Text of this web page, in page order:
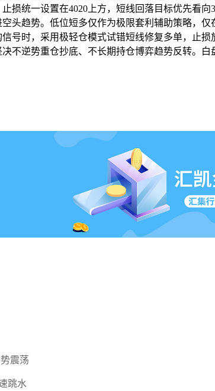
损统一设置在4020上方，短线回落目标优先看
头趋势。低位短多仅作为极限套利辅助策略，
号时，采用极轻仓模式试错短线修复多单，止
不逆势重仓抄底、不长期持仓博弈趋势反转。
震荡
跳水